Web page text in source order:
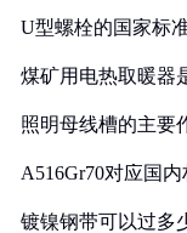
U型螺栓的国家标
煤矿用电热取暖器
照明母线槽的主要
A516Gr70对应国
镀镍钢带可以过多